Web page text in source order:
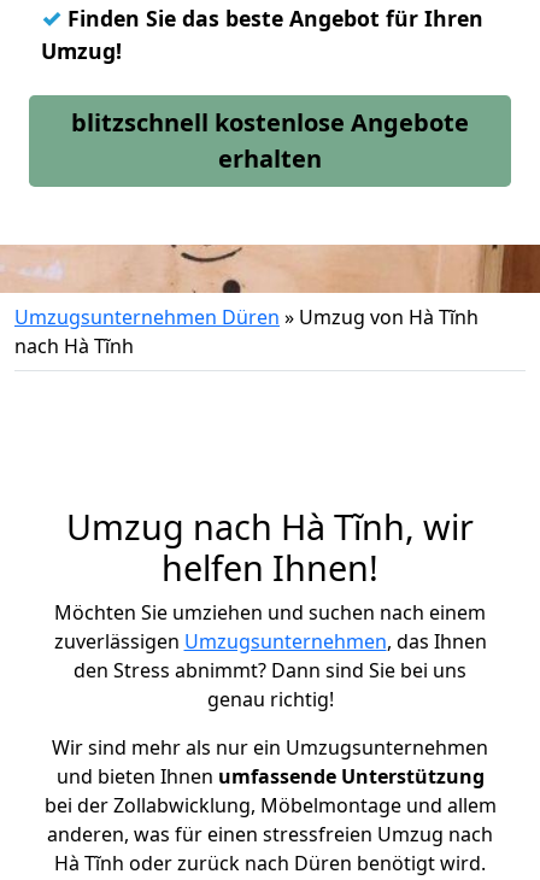
✓ Finden Sie das beste Angebot für Ihren
Umzug!
blitzschnell kostenlose Angebote
erhalten
Umzugsunternehmen Düren » Umzug von Hà Tĩnh
nach Hà Tĩnh
Umzug nach Hà Tĩnh, wir
helfen Ihnen!
Möchten Sie umziehen und suchen nach einem
zuverlässigen Umzugsunternehmen, das Ihnen
den Stress abnimmt? Dann sind Sie bei uns
genau richtig!
Wir sind mehr als nur ein Umzugsunternehmen
und bieten Ihnen umfassende Unterstützung
bei der Zollabwicklung, Möbelmontage und allem
anderen, was für einen stressfreien Umzug nach
Hà Tĩnh oder zurück nach Düren benötigt wird.